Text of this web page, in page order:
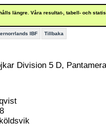
längre. Våra resultat-, tabell- och
IBF Tillbaka
Division 5 D,